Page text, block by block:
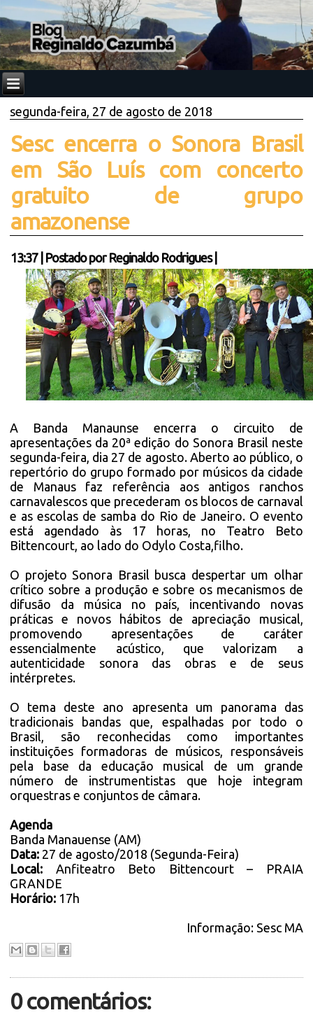
segunda-feira, 27 de agosto de 2018
Sesc encerra o Sonora Brasil
em São Luís com concerto
gratuito de grupo
amazonense
13:37| Postado por Reginaldo Rodrigues
A Banda Manaunse encerra o circuito de
apresentações da 20ª edição do Sonora Brasil neste
segunda-feira, dia 27 de agosto. Aberto ao público, o
repertório do grupo formado por músicos da cidade
de Manaus faz referência aos antigos ranchos
carnavalescos que precederam os blocos de carnaval
e as escolas de samba do Rio de Janeiro. O evento
está agendado às 17 horas, no Teatro Beto
Bittencourt, ao lado do Odylo Costa,filho.
O projeto Sonora Brasil busca despertar um olhar
crítico sobre a produção e sobre os mecanismos de
difusão da música no país, incentivando novas
práticas e novos hábitos de apreciação musical,
promovendo apresentações de caráter
essencialmente acústico, que valorizam a
autenticidade sonora das obras e de seus
intérpretes.
O tema deste ano apresenta um panorama das
tradicionais bandas que, espalhadas por todo o
Brasil, são reconhecidas como importantes
instituições formadoras de músicos, responsáveis
pela base da educação musical de um grande
número de instrumentistas que hoje integram
orquestras e conjuntos de câmara.
Agenda
Banda Manauense (AM)
Data: 27 de agosto/2018 (Segunda-Feira)
Local: Anfiteatro Beto Bittencourt – PRAIA
GRANDE
Horário: 17h
Informação: Sesc MA
0 comentários: